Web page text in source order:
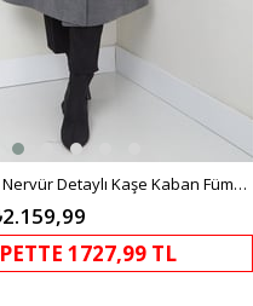
Yakası Kürklü Nervür Detaylı Kaşe Kaban Füme HM2576
1727,99 TL